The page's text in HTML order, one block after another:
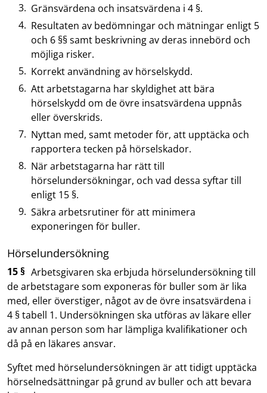
Gränsvärdena och insatsvärdena i 4 §.
Resultaten av bedömningar och mätningar enligt 5
och 6 §§ samt beskrivning av deras innebörd och
möjliga risker.
Korrekt användning av hörselskydd.
Att arbetstagarna har skyldighet att bära
hörselskydd om de övre insatsvärdena uppnås
eller överskrids.
Nyttan med, samt metoder för, att upptäcka och
rapportera tecken på hörselskador.
När arbetstagarna har rätt till
hörselundersökningar, och vad dessa syftar till
enligt 15 §.
Säkra arbetsrutiner för att minimera
exponeringen för buller.
Hörselundersökning
15 § Arbetsgivaren ska erbjuda hörselundersökning till
de arbetstagare som exponeras för buller som är lika
med, eller överstiger, något av de övre insatsvärdena i
4 § tabell 1. Undersökningen ska utföras av läkare eller
av annan person som har lämpliga kvalifikationer och
då på en läkares ansvar.
Syftet med hörselundersökningen är att tidigt upptäcka
hörselnedsättningar på grund av buller och att bevara